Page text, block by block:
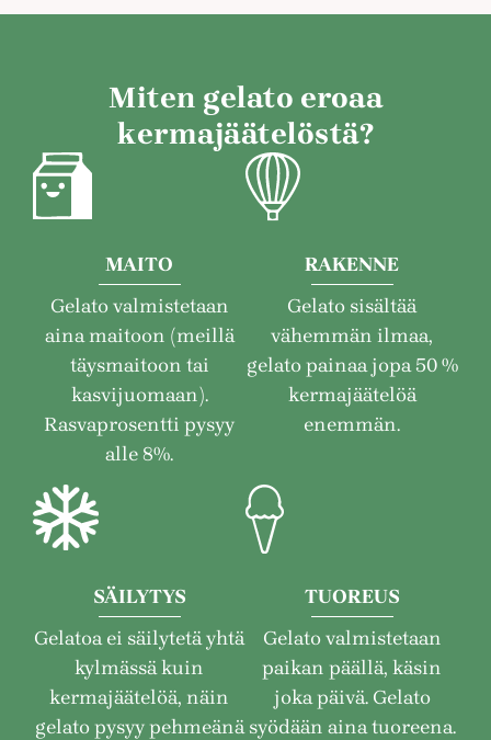
Miten gelato eroaa
kermajäätelöstä?
MAITO
Gelato valmistetaan
aina maitoon (meillä
täysmaitoon tai
kasvijuomaan).
Rasvaprosentti pysyy
alle 8%.
RAKENNE
Gelato sisältää
vähemmän ilmaa,
gelato painaa jopa 50 %
kermajäätelöä
enemmän.
SÄILYTYS
Gelatoa ei säilytetä yhtä
kylmässä kuin
kermajäätelöä, näin
gelato pysyy pehmeänä
TUOREUS
Gelato valmistetaan
paikan päällä, käsin
joka päivä. Gelato
syödään aina tuoreena.